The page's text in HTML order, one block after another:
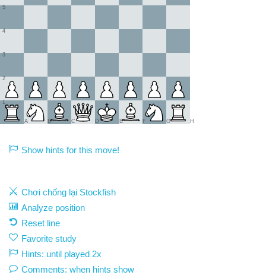
1
2
3
4
5
A B C D E F G H
Show hints for this move!
Chơi chống lại Stockfish
Analyze position
Reset line
Favorite study
Hints: until played 2x
Comments: when hints show